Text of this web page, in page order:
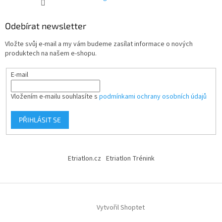
Odebírat newsletter
Vložte svůj e-mail a my vám budeme zasílat informace o nových
produktech na našem e-shopu.
E-mail
Vložením e-mailu souhlasíte s podmínkami ochrany osobních údajů
PŘIHLÁSIT SE
Etriatlon.cz Etriatlon Trénink
Vytvořil Shoptet